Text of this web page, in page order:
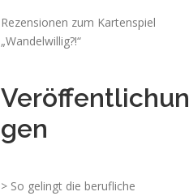
Rezensionen zum Kartenspiel
„Wandelwillig?!“
Veröffentlichun
gen
> So gelingt die berufliche